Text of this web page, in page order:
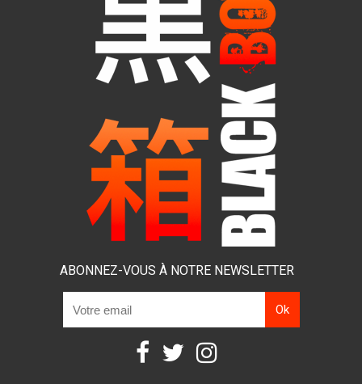
ABONNEZ-VOUS À NOTRE NEWSLETTER